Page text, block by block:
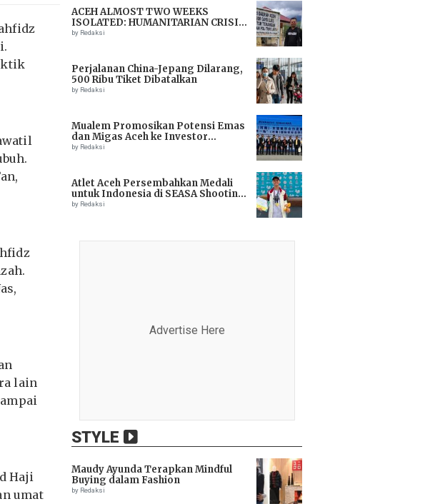
lain
Haji
umat
ACEH ALMOST TWO WEEKS
ISOLATED: HUMANITARIAN CRISIS
THREATENS LIVES, IMMEDIATE
by Redaksi
Perjalanan China-Jepang Dilarang,
500 Ribu Tiket Dibatalkan
by Redaksi
Mualem Promosikan Potensi Emas
dan Migas Aceh ke Investor
Tiongkok
by Redaksi
Atlet Aceh Persembahkan Medali
untuk Indonesia di SEASA Shooting
Championship 2025
by Redaksi
Advertise Here
STYLE
Maudy Ayunda Terapkan Mindful
Buying dalam Fashion
by Redaksi